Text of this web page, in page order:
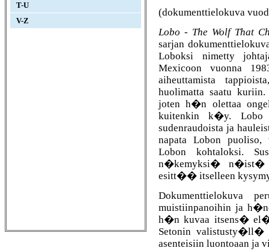
T-U
V-Z
(dokumenttielokuva
Lobo - The Wolf That
sarjan
Loboksi nimetty
Mexicoon vuonna
aiheuttamista
huolimatta saatu
joten h�n olettaa
kuitenkin k�y. Lobo
sudenraudoista ja
napata Lobon puoliso,
Lobon kohtaloksi.
n�kemyksi� n�ist�
esitt�� itselleen
Dokumenttielokuva
muistiinpanoihin ja
h�n kuvaa itsens�
Setonin valistusty�ll�
asenteisiin luontoaan